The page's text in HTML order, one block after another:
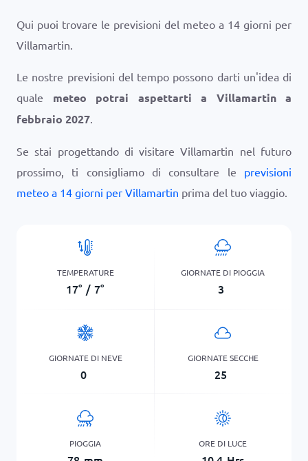
Qui puoi trovare le previsioni del meteo a 14 giorni per
Villamartin.
Le nostre previsioni del tempo possono darti un'idea di
quale meteo potrai aspettarti a Villamartin a
febbraio 2027.
Se stai progettando di visitare Villamartin nel futuro
prossimo, ti consigliamo di consultare le previsioni
meteo a 14 giorni per Villamartin prima del tuo viaggio.
TEMPERATURE
17° / 7°
GIORNATE DI PIOGGIA
3
GIORNATE DI NEVE
0
GIORNATE SECCHE
25
PIOGGIA ORE DI LUCE